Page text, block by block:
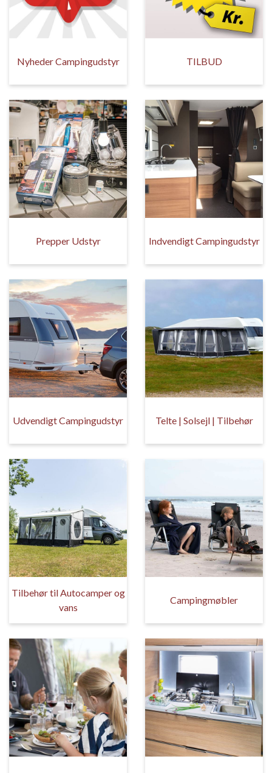
Nyheder Campingudstyr TILBUD
Prepper Udstyr Indvendigt Campingudstyr
Udvendigt Campingudstyr Telte | Solsejl | Tilbehør
Tilbehør til Autocamper og
vans
Campingmøbler